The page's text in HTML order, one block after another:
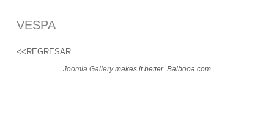
VESPA
<<REGRESAR
Joomla Gallerymakes it better. Balbooa.com